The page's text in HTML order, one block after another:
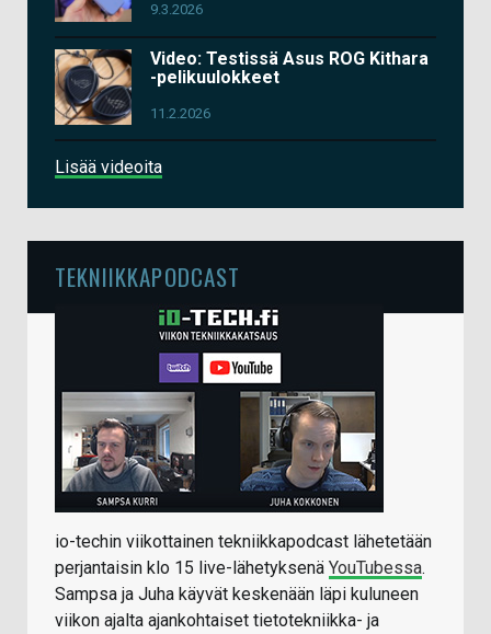
9.3.2026
Video: Testissä Asus ROG Kithara
-pelikuulokkeet
11.2.2026
Lisää videoita
TEKNIIKKAPODCAST
io-techin viikottainen tekniikkapodcast lähetetään
perjantaisin klo 15 live-lähetyksenä YouTubessa.
Sampsa ja Juha käyvät keskenään läpi kuluneen
viikon ajalta ajankohtaiset tietotekniikka- ja